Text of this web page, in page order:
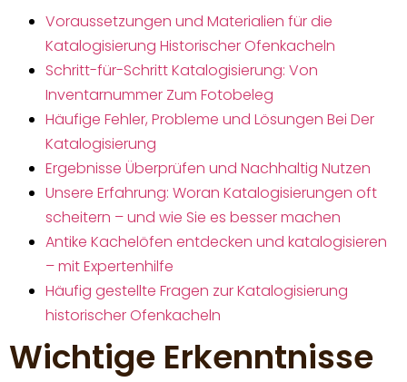
Voraussetzungen und Materialien für die
Katalogisierung Historischer Ofenkacheln
Schritt-für-Schritt Katalogisierung: Von
Inventarnummer Zum Fotobeleg
Häufige Fehler, Probleme und Lösungen Bei Der
Katalogisierung
Ergebnisse Überprüfen und Nachhaltig Nutzen
Unsere Erfahrung: Woran Katalogisierungen oft
scheitern – und wie Sie es besser machen
Antike Kachelöfen entdecken und katalogisieren
– mit Expertenhilfe
Häufig gestellte Fragen zur Katalogisierung
historischer Ofenkacheln
Wichtige Erkenntnisse